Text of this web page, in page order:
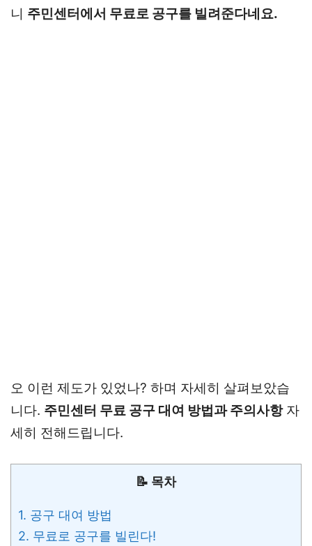
니 주민센터에서 무료로 공구를 빌려준다네요.
오 이런 제도가 있었나? 하며 자세히 살펴보았습
니다. 주민센터 무료 공구 대여 방법과 주의사항자
세히 전해드립니다.
📝 목차
1. 공구 대여 방법
2. 무료로 공구를 빌린다!